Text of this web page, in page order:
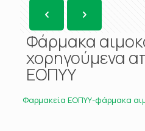
Φάρμακα
χορηγούμενα
ΕΟΠΥΥ
Φαρμακεία ΕΟΠΥΥ-φάρμακα